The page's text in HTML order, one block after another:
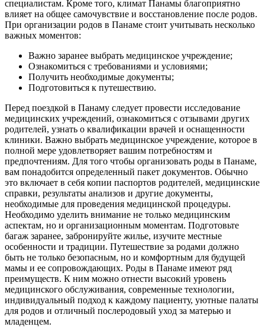
специалистам. Кроме того, климат Панамы благоприятно
влияет на общее самочувствие и восстановление после родов.
При организации родов в Панаме стоит учитывать несколько
важных моментов:
Важно заранее выбрать медицинское учреждение;
Ознакомиться с требованиями и условиями;
Получить необходимые документы;
Подготовиться к путешествию.
Перед поездкой в Панаму следует провести исследование
медицинских учреждений, ознакомиться с отзывами других
родителей, узнать о квалификации врачей и оснащенности
клиники. Важно выбрать медицинское учреждение, которое в
полной мере удовлетворяет вашим потребностям и
предпочтениям. Для того чтобы организовать роды в Панаме,
вам понадобится определенный пакет документов. Обычно
это включает в себя копии паспортов родителей, медицинские
справки, результаты анализов и другие документы,
необходимые для проведения медицинской процедуры.
Необходимо уделить внимание не только медицинским
аспектам, но и организационным моментам. Подготовьте
багаж заранее, забронируйте жилье, изучите местные
особенности и традиции. Путешествие за родами должно
быть не только безопасным, но и комфортным для будущей
мамы и ее сопровождающих. Роды в Панаме имеют ряд
преимуществ. К ним можно отнести высокий уровень
медицинского обслуживания, современные технологии,
индивидуальный подход к каждому пациенту, уютные палаты
для родов и отличный послеродовый уход за матерью и
младенцем.